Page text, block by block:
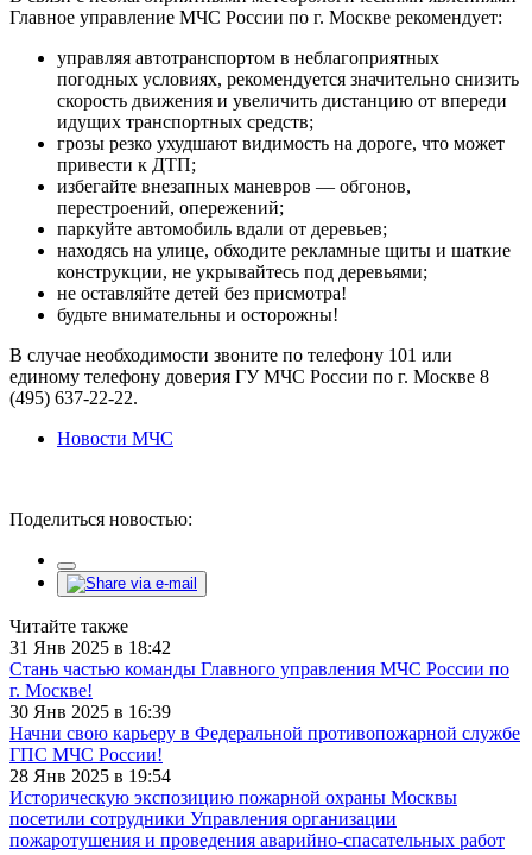
Главное управление МЧС России по г. Москве рекомендует:
управляя автотранспортом в неблагоприятных
погодных условиях, рекомендуется значительно снизить
скорость движения и увеличить дистанцию от впереди
идущих транспортных средств;
грозы резко ухудшают видимость на дороге, что может
привести к ДТП;
избегайте внезапных маневров — обгонов,
перестроений, опережений;
паркуйте автомобиль вдали от деревьев;
находясь на улице, обходите рекламные щиты и шаткие
конструкции, не укрывайтесь под деревьями;
не оставляйте детей без присмотра!
будьте внимательны и осторожны!
В случае необходимости звоните по телефону 101 или
единому телефону доверия ГУ МЧС России по г. Москве 8
(495) 637-22-22.
Новости МЧС
Поделиться новостью:
Читайте также
31 Янв 2025 в 18:42
Стань частью команды Главного управления МЧС России по
г. Москве!
30 Янв 2025 в 16:39
Начни свою карьеру в Федеральной противопожарной службе
ГПС МЧС России!
28 Янв 2025 в 19:54
Историческую экспозицию пожарной охраны Москвы
посетили сотрудники Управления организации
пожаротушения и проведения аварийно-спасательных работ